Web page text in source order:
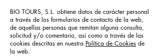
BIG TOURS, S.L. obtiene datos de carácter personal
a través de los formularios de contacto de la web,
de aquellas personas que remitan alguna consulta,
solicitud y/o comentario, así como a través de las
cookies descritas en nuestra Política de Cookies de
la web.